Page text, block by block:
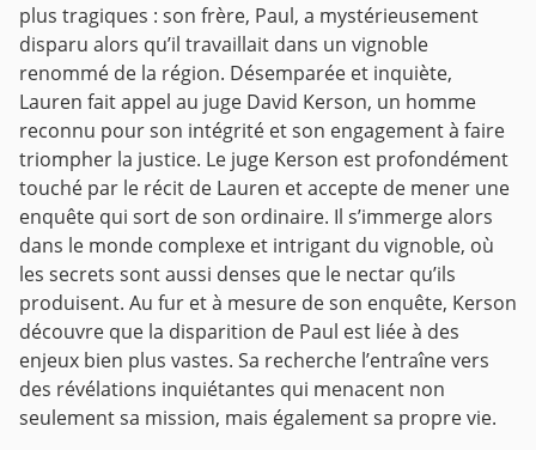
plus tragiques : son frère, Paul, a mystérieusement
disparu alors qu’il travaillait dans un vignoble
renommé de la région. Désemparée et inquiète,
Lauren fait appel au juge David Kerson, un homme
reconnu pour son intégrité et son engagement à faire
triompher la justice. Le juge Kerson est profondément
touché par le récit de Lauren et accepte de mener une
enquête qui sort de son ordinaire. Il s’immerge alors
dans le monde complexe et intrigant du vignoble, où
les secrets sont aussi denses que le nectar qu’ils
produisent. Au fur et à mesure de son enquête, Kerson
découvre que la disparition de Paul est liée à des
enjeux bien plus vastes. Sa recherche l’entraîne vers
des révélations inquiétantes qui menacent non
seulement sa mission, mais également sa propre vie.